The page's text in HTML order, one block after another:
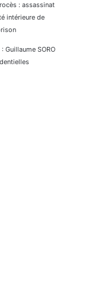
: assassinat
intérieure de
: Guillaume SORO